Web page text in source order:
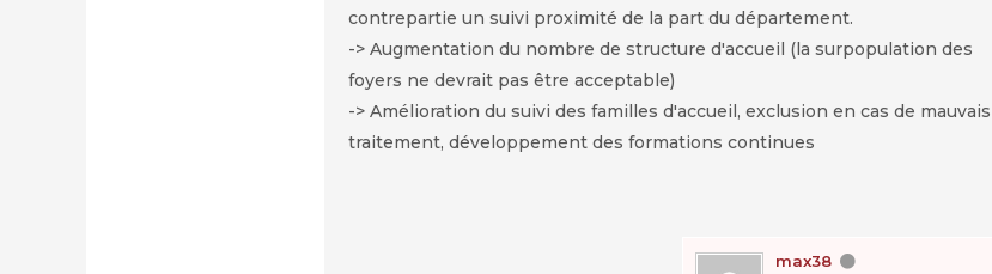
contrepartie un suivi proximité de la part du département.
-> Augmentation du nombre de structure d'accueil (la surpopulation des
foyers ne devrait pas être acceptable)
-> Amélioration du suivi des familles d'accueil, exclusion en cas de mauvais
traitement, développement des formations continues
max38